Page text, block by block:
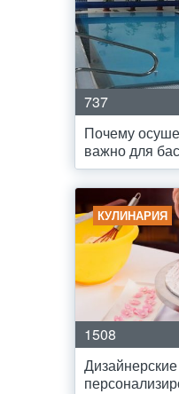
737
Почему
важно для
КУЛИНАРИЯ
1508